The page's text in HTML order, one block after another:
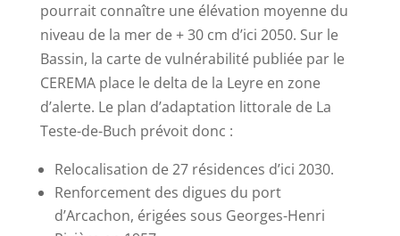
pourrait connaître une élévation moyenne du
niveau de la mer de + 30 cm d’ici 2050. Sur le
Bassin, la carte de vulnérabilité publiée par le
CEREMA place le delta de la Leyre en zone
d’alerte. Le plan d’adaptation littorale de La
Teste-de-Buch prévoit donc :
Relocalisation de 27 résidences d’ici 2030.
Renforcement des digues du port
d’Arcachon, érigées sous Georges-Henri